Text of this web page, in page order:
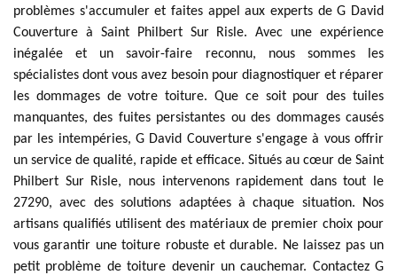
problèmes s'accumuler et faites appel aux experts de G David
Couverture à Saint Philbert Sur Risle. Avec une expérience
inégalée et un savoir-faire reconnu, nous sommes les
spécialistes dont vous avez besoin pour diagnostiquer et réparer
les dommages de votre toiture. Que ce soit pour des tuiles
manquantes, des fuites persistantes ou des dommages causés
par les intempéries, G David Couverture s'engage à vous offrir
un service de qualité, rapide et efficace. Situés au cœur de Saint
Philbert Sur Risle, nous intervenons rapidement dans tout le
27290, avec des solutions adaptées à chaque situation. Nos
artisans qualifiés utilisent des matériaux de premier choix pour
vous garantir une toiture robuste et durable. Ne laissez pas un
petit problème de toiture devenir un cauchemar. Contactez G